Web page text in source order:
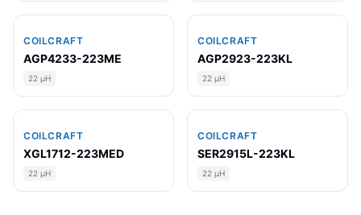
COILCRAFT
AGP4233-223ME
22 µH
COILCRAFT
AGP2923-223KL
22 µH
COILCRAFT
XGL1712-223MED
22 µH
COILCRAFT
SER2915L-223KL
22 µH